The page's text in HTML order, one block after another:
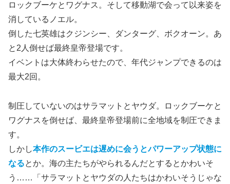
ロックブーケとワグナス。そして移動湖で会って以来姿を
消しているノエル。
倒した七英雄はクジンシー、ダンターグ、ボクオーン。あ
と2人倒せば最終皇帝登場です。
イベントは大体終わらせたので、年代ジャンプできるのは
最大2回。
制圧していないのはサラマットとヤウダ。ロックブーケと
ワグナスを倒せば、最終皇帝登場前に全地域を制圧できま
す。
しかし本作のスービエは遅めに会うとパワーアップ状態に
なるとか。海の主たちがやられるんだとするとかわいそ
う……「サラマットとヤウダの人たちはかわいそうじゃな